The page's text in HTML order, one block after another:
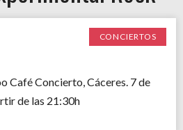
CONCIERTOS
Café Concierto, Cáceres. 7 de
de las 21:30h